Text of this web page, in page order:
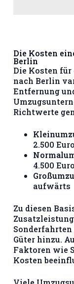
Die Kosten
Berlin
Die Kosten
nach Berlin
Entfernung
Richtwerte
2.500 Euro
4.500 Euro
aufwärts
Zu diesen
Güter hinzu.
Faktoren wie
Kosten